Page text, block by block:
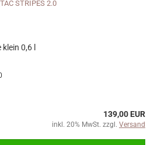
0,6 l
139,00 EUR
inkl. 20% MwSt. zzgl. Versand